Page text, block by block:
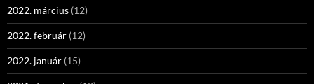
2022. március (12)
2022. február (12)
2022. január (15)